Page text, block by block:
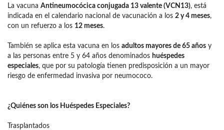
La vacuna Antineumocócica conjugada 13 valente (VCN13), está
indicada en el calendario nacional de vacunación a los 2 y 4 meses,
con un refuerzo a los 12 meses.
También se aplica esta vacuna en los adultos mayores de 65 años y
a las personas entre 5 y 64 años denominados huéspedes
especiales, que por su patología tienen predisposición a un mayor
riesgo de enfermedad invasiva por neumococo.
¿Quiénes son los Huéspedes Especiales?
Trasplantados